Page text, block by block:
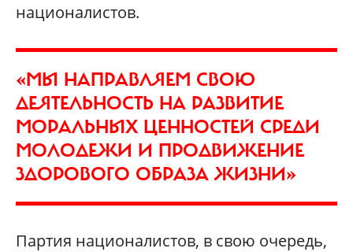
националистов.
«МЫ НАПРАВЛЯЕМ СВОЮ
ДЕЯТЕЛЬНОСТЬ НА РАЗВИТИЕ
МОРАЛЬНЫХ ЦЕННОСТЕЙ СРЕДИ
МОЛОДЕЖИ И ПРОДВИЖЕНИЕ
ЗДОРОВОГО ОБРАЗА ЖИЗНИ»
Партия националистов, в свою очередь,